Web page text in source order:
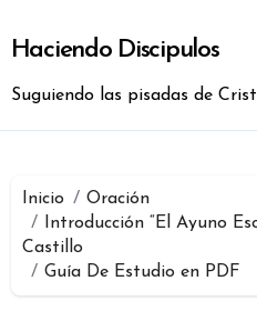
contenido
Haciendo Discipulos
Suguiendo las pisadas de
Inicio
Oración
Introducción “El Ayuno
Castillo
Guía De Estudio en PDF